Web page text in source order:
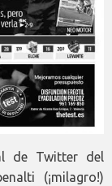
de Twitter del
(¡milagro!)